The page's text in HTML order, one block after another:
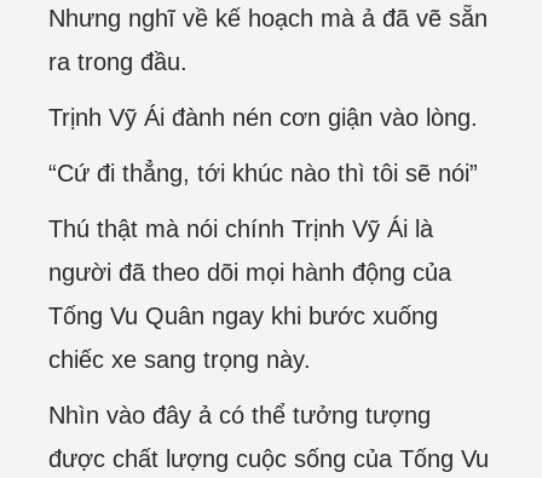
Nhưng nghĩ về kế hoạch mà ả đã vẽ sẵn
ra trong đầu.
Trịnh Vỹ Ái đành nén cơn giận vào lòng.
“Cứ đi thẳng, tới khúc nào thì tôi sẽ nói”
Thú thật mà nói chính Trịnh Vỹ Ái là
người đã theo dõi mọi hành động của
Tống Vu Quân ngay khi bước xuống
chiếc xe sang trọng này.
Nhìn vào đây ả có thể tưởng tượng
được chất lượng cuộc sống của Tống Vu